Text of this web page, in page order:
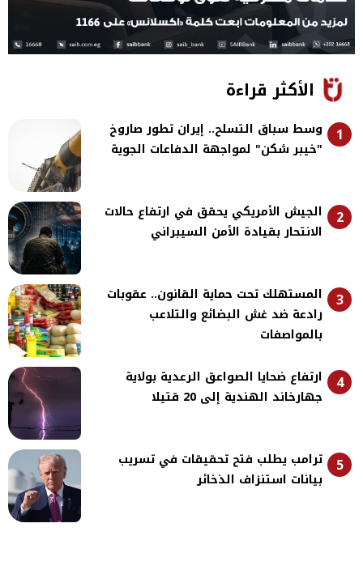
الأكثر قراءة
1
وسط سباق التسلح.. إيران تطور صاروخ
"خيبر شكن" لمواجهة الدفاعات الجوية
2
الجيش الأمريكي يحقق في ارتفاع حالات
الانتحار بقيادة الأمن السيبراني
3
المستهلك تحت حماية القانون.. عقوبات
رادعة ضد غش البضائع والتلاعب
بالمواصفات
4
ارتفاع ضحايا الصواعق الرعدية بولاية
جهارخاند الهندية إلى 20 قتيلا
5
ترامب يطلب فتح تحقيقات في تسريب
بيانات استنزاف الذخائر